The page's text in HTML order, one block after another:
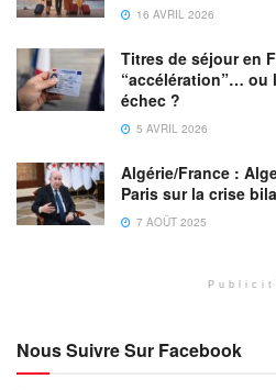
16 AVRIL 2026
Titres de séjour en
“accélération”… ou
échec ?
5 AVRIL 2026
Algérie/France :
Paris sur la crise
7 AOÛT 2025
Nous Suivre Sur Facebook